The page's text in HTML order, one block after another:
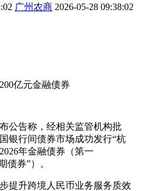
广州农商 2026-05-28 09:38:02
亿元金融债券
公告称，经相关监管机构批
银行间债券市场成功发行“杭
年金融债券（第一
债券”）。
提升跨境人民币业务服务质效